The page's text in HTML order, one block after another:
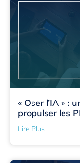
« Oser l’IA » :
propulser les
Lire Plus